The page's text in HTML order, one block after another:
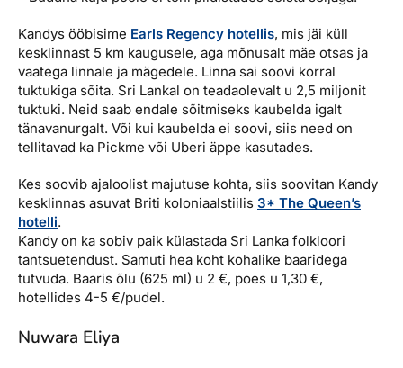
Kandys ööbisime Earls Regency hotellis, mis jäi küll
kesklinnast 5 km kaugusele, aga mõnusalt mäe otsas ja
vaatega linnale ja mägedele. Linna sai soovi korral
tuktukiga sõita. Sri Lankal on teadaolevalt u 2,5 miljonit
tuktuki. Neid saab endale sõitmiseks kaubelda igalt
tänavanurgalt. Või kui kaubelda ei soovi, siis need on
tellitavad ka Pickme või Uberi äppe kasutades.
Kes soovib ajaloolist majutuse kohta, siis soovitan Kandy
kesklinnas asuvat Briti koloniaalstiilis 3* The Queen’s
hotelli.
Kandy on ka sobiv paik külastada Sri Lanka folkloori
tantsuetendust. Samuti hea koht kohalike baaridega
tutvuda. Baaris õlu (625 ml) u 2 €, poes u 1,30 €,
hotellides 4-5 €/pudel.
Nuwara Eliya